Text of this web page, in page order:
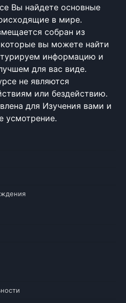
Вы найдете основные
в мире.
собран из
вы можете найти
информацию и
для вас виде.
не являются
или бездействию.
для Изучения вами и
усмотрение.